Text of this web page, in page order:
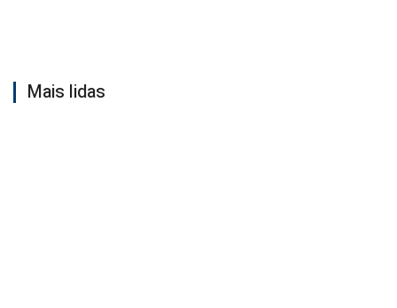
Mais lidas